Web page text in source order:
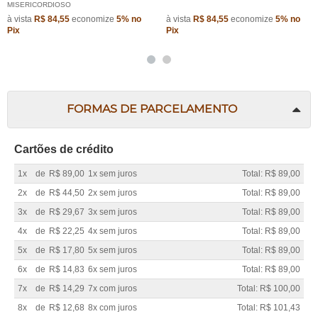
MISERICORDIOSO
à vista R$ 84,55 economize 5% no
Pix
à vista R$ 84,55 economize 5% no
Pix
FORMAS DE PARCELAMENTO
Cartões de crédito
1x de R$ 89,00 1x sem juros
Total: R$ 89,00
2x
de R$ 44,50 2x sem juros
Total: R$ 89,00
3x
de R$ 29,67 3x sem juros
Total: R$ 89,00
4x
de R$ 22,25 4x sem juros
Total: R$ 89,00
5x
de R$ 17,80 5x sem juros
Total: R$ 89,00
6x
de R$ 14,83 6x sem juros
Total: R$ 89,00
7x
de R$ 14,29 7x com juros
Total: R$ 100,00
8x
de R$ 12,68 8x com juros
Total: R$ 101,43